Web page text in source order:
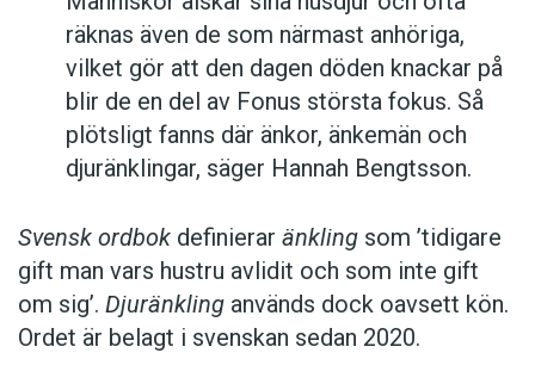
räknas även de som närmast anhöriga,
vilket gör att den dagen döden knackar på
blir de en del av Fonus största fokus. Så
plötsligt fanns där änkor, änkemän och
djuränklingar, säger Hannah Bengtsson.
Svensk ordbok definierar änkling som ’tidigare
gift man vars hustru av­lidit och som inte gift
om sig’. Djuränkling används dock oavsett kön.
Ordet är belagt i svenskan sedan 2020.